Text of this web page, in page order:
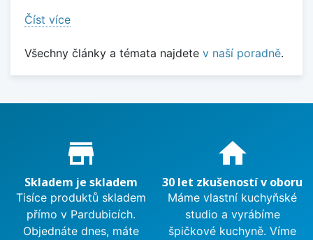
Číst více
Všechny články a témata najdete v naší poradně.
Proč nakupovat u nás?
store_mall_directory
Skladem je skladem
Tisíce produktů skladem
přímo v Pardubicích.
Objednáte dnes, máte
home
30 let zkušeností v oboru
Máme vlastní kuchyňské
studio a vyrábíme
špičkové kuchyně. Víme